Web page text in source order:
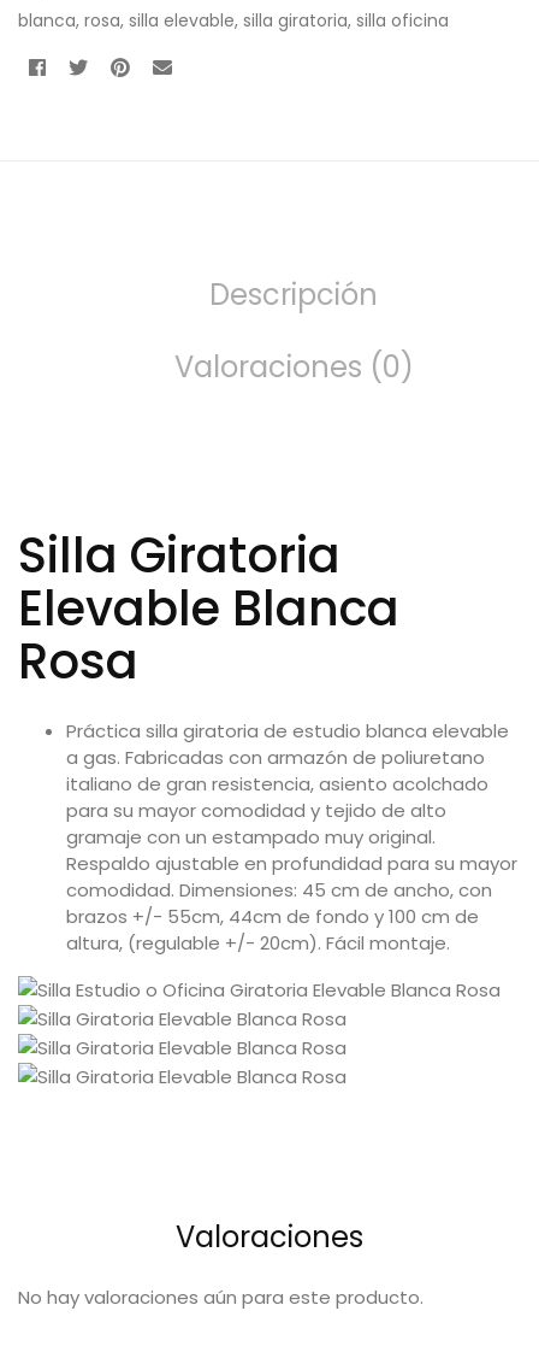
blanca, rosa, silla elevable, silla giratoria, silla oficina
Descripción
Valoraciones (0)
Silla Giratoria
Elevable Blanca
Rosa
Práctica silla giratoria de estudio blanca elevable
a gas. Fabricadas con armazón de poliuretano
italiano de gran resistencia, asiento acolchado
para su mayor comodidad y tejido de alto
gramaje con un estampado muy original.
Respaldo ajustable en profundidad para su mayor
comodidad. Dimensiones: 45 cm de ancho, con
brazos +/- 55cm, 44cm de fondo y 100 cm de
altura, (regulable +/- 20cm). Fácil montaje.
Valoraciones
No hay valoraciones aún para este producto.